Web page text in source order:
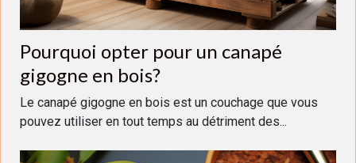
Pourquoi opter pour un canapé
gigogne en bois?
Le canapé gigogne en bois est un couchage que vous
pouvez utiliser en tout temps au détriment des...